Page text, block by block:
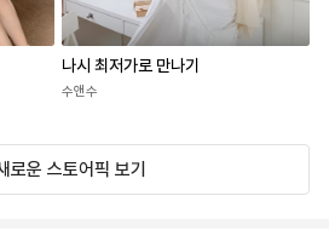
나시 최저가로 만나기
수앤수
로운 스토어픽 보기